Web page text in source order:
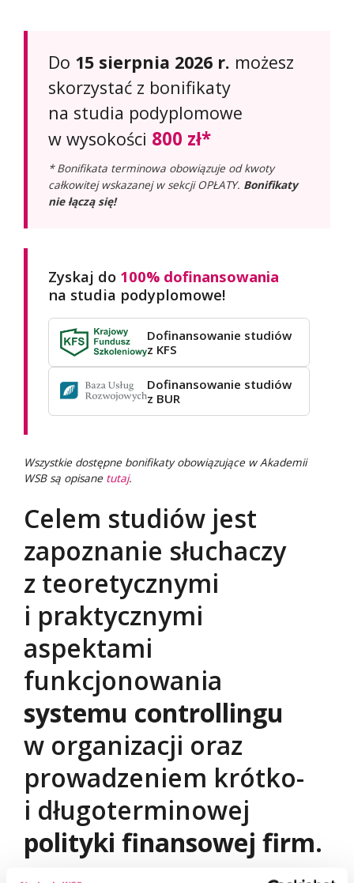
Do 15 sierpnia 2026 r. możesz
skorzystać z bonifikaty
na studia podyplomowe
w wysokości 800 zł*
* Bonifikata terminowa obowiązuje od kwoty
całkowitej wskazanej w sekcji OPŁATY. Bonifikaty
nie łączą się!
Zyskaj do 100% dofinansowania
na studia podyplomowe!
Dofinansowanie studiów
z KFS
Dofinansowanie studiów
z BUR
Wszystkie dostępne bonifikaty obowiązujące w Akademii
WSB są opisane tutaj.
Celem studiów jest
zapoznanie słuchaczy
z teoretycznymi
i praktycznymi
aspektami
funkcjonowania
systemu controllingu
w organizacji oraz
prowadzeniem krótko-
i długoterminowej
polityki finansowej firm.